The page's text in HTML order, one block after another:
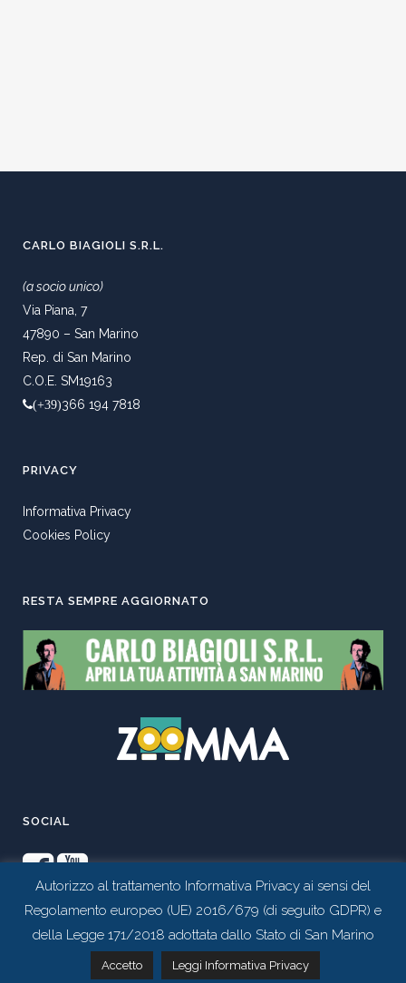
CARLO BIAGIOLI S.R.L.
(a socio unico)
Via Piana, 7
47890 – San Marino
Rep. di San Marino
C.O.E. SM19163
(+39)366 194 7818
PRIVACY
Informativa Privacy
Cookies Policy
RESTA SEMPRE AGGIORNATO
SOCIAL
Realizzato daStudio 99
Autorizzo al trattamento Informativa Privacy ai sensi del
Regolamento europeo (UE) 2016/679 (di seguito GDPR) e
della Legge 171/2018 adottata dallo Stato di San Marino
Accetto Leggi Informativa Privacy
Contattaci tramite whatsapp